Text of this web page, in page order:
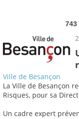
Ville de Besançon
La Ville de Besançon
Risques, pour sa
Un cadre expert